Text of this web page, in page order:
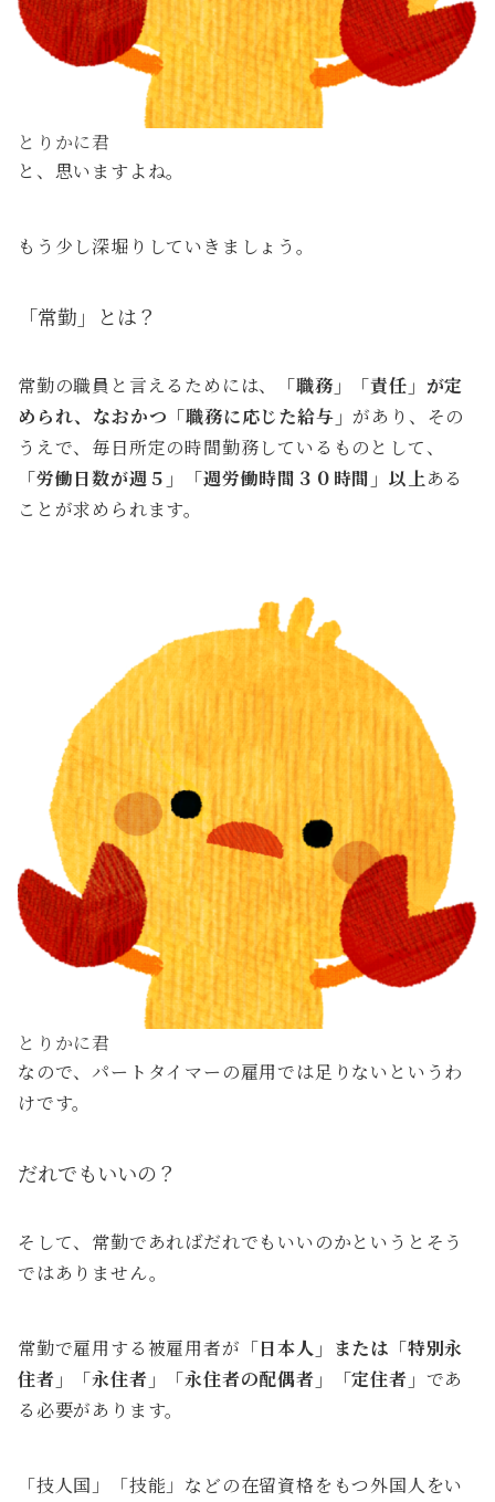
とりかに君
と、思いますよね。
もう少し深堀りしていきましょう。
「常勤」とは？
常勤の職員と言えるためには、
「職務」「責任」が定
められ、なおかつ「職務に応じた給与」 があり、その
うえで、毎日所定の時間勤務しているものとして、
「労働日数が週５」「週労働時間３０時間」以上ある
ことが求められます。
とりかに君
なので、パートタイマーの雇用では足りないというわ
けです。
だれでもいいの？
そして、常勤であればだれでもいいのかというとそう
ではありません。
常勤で雇用する被雇用者が「日本人」または「特別永
住者」「永住者」「永住者の配偶者」「定住者」 であ
る必要があります。
「技人国」「技能」などの在留資格をもつ外国人をい